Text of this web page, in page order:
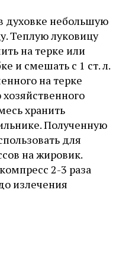
духовке небольшую
Теплую луковицу
на терке или
и смешать с 1 ст. л.
на терке
хранить
Полученную
для
на жировик.
2-3 раза
излечения